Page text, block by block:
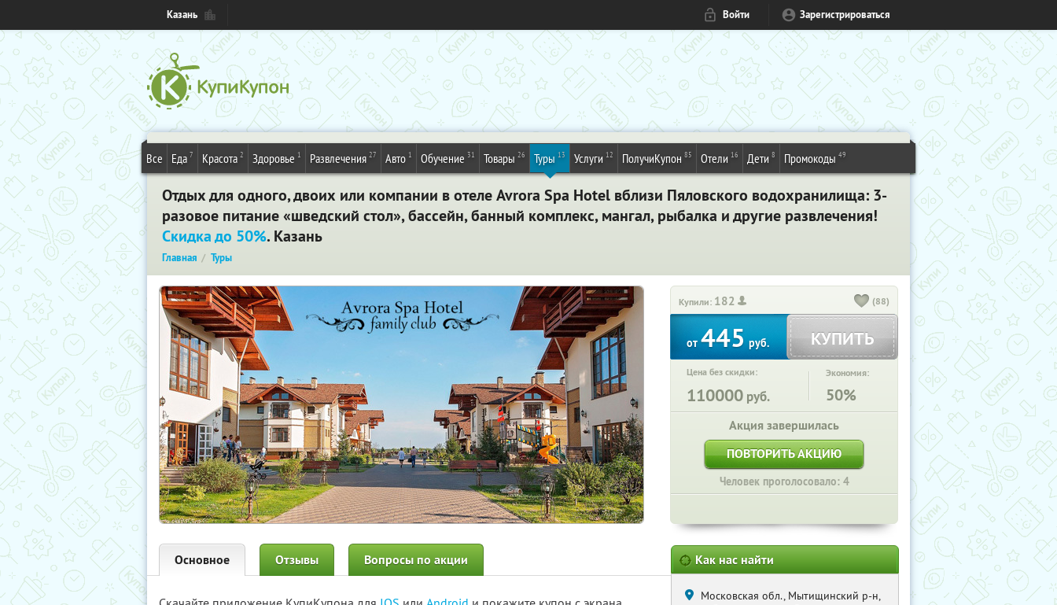
Казань Войти Зарегистрироваться
Все Еда 7 Красота 2 Здоровье 1 Развлечения 27 Авто 1 Обучение 31 Товары 26 Туры 13 Услуги 12 ПолучиКупон 85 Отели 16 Дети 8 Промокоды 49
Отдых для одного, двоих или компании в отеле Avrora Spa Hotel вблизи Пяловского водохранилища: 3-
разовое питание «шведский стол», бассейн, банный комплекс, мангал, рыбалка и другие развлечения!
Скидка до 50%. Казань
Главная Туры
Купили: 182 (88)
от445руб. КУПИТЬ
Цена без скидки:
110000 руб.
Экономия:
50%
Акция завершилась
ПОВТОРИТЬ АКЦИЮ
Человек проголосовало: 4
Основное Отзывы Вопросы по акции Как нас найти
Московская обл., Мытищинский р-н,